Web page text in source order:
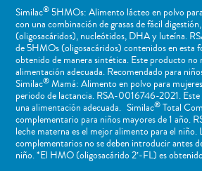
Similac®5HMOs: Alimento lácteo en polvo
con una combinación de grasas de fácil
(oligosacáridos), nucleótidos, DHA y luteína.
de 5HMOs (oligosacáridos) contenidos en esta
obtenido de manera sintética. Este producto no
alimentación adecuada. Recomendado para
Similac®Mamá: Alimento en polvo para
periodo de lactancia. RSA-0016746-2021.
una alimentación adecuada. Similac®Total
complementario para niños mayores de 1 año.
leche materna es el mejor alimento para el niño.
complementarios no se deben introducir antes
niño. *El HMO (oligosacárido 2’-FL) es